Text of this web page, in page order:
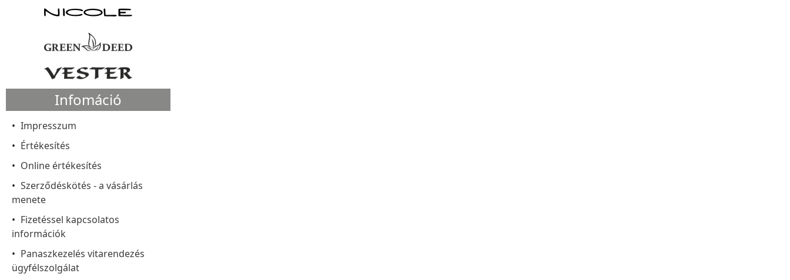
Infomáció
Impresszum
Értékesítés
Online értékesítés
Szerződéskötés - a vásárlás
menete
Fizetéssel kapcsolatos
információk
Panaszkezelés vitarendezés
ügyfélszolgálat